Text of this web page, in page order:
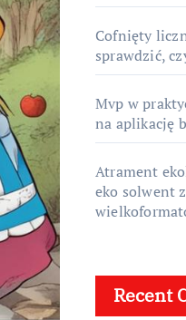
Cofnięty
sprawdzić,
Mvp w
na aplikację
Atrament
eko solwent
Recent